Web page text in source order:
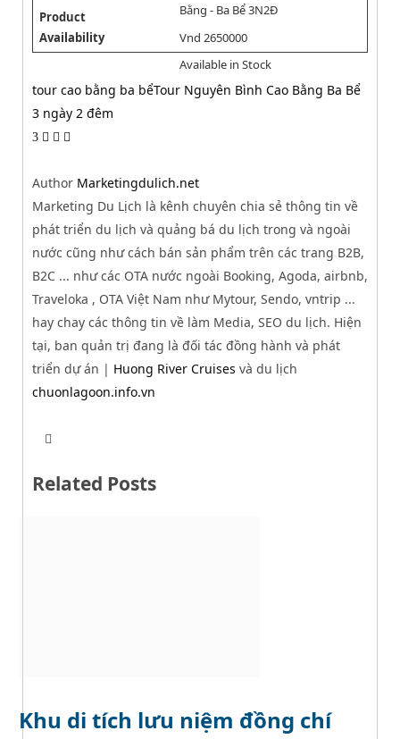
Bằng - Ba Bể 3N2Đ
Vnd 2650000
Product
Availability
Available in Stock
tour cao bằng ba bểTour Nguyên Bình Cao Bằng Ba Bể
3 ngày 2 đêm
3
Author Marketingdulich.net
Marketing Du Lịch là kênh chuyên chia sẻ thông tin về
phát triển du lịch và quảng bá du lịch trong và ngoài
nước cũng như cách bán sản phẩm trên các trang B2B,
B2C ... như các OTA nước ngoài Booking, Agoda, airbnb,
Traveloka , OTA Việt Nam như Mytour, Sendo, vntrip ...
hay chay các thông tin về làm Media, SEO du lịch. Hiện
tại, ban quản trị đang là đối tác đồng hành và phát
triển dự án | Huong River Cruises và du lịch
chuonlagoon.info.vn
t
Related Posts
Khu di tích lưu niệm đồng chí